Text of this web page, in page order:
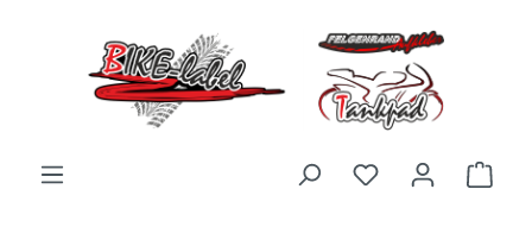
Zum Hauptinhalt springen
Du hast 0